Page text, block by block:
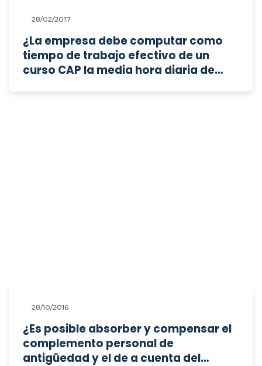
28/02/2017
¿La empresa debe computar como
tiempo de trabajo efectivo de un
curso CAP la media hora diaria de
28/10/2016
¿Es posible absorber y compensar el
complemento personal de
antigüedad y el de a cuenta del